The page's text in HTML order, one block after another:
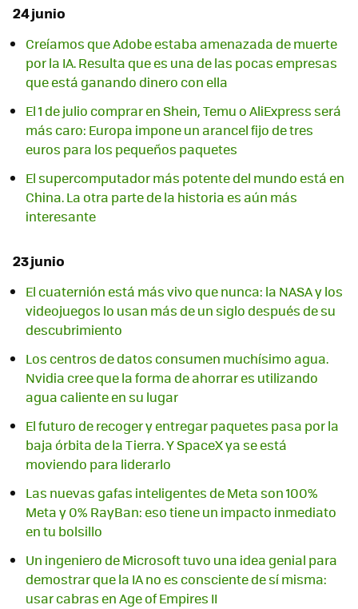
24 junio
Creíamos que Adobe estaba amenazada de muerte
por la IA. Resulta que es una de las pocas empresas
que está ganando dinero con ella
El 1 de julio comprar en Shein, Temu o AliExpress será
más caro: Europa impone un arancel fijo de tres
euros para los pequeños paquetes
El supercomputador más potente del mundo está en
China. La otra parte de la historia es aún más
interesante
23 junio
El cuaternión está más vivo que nunca: la NASA y los
videojuegos lo usan más de un siglo después de su
descubrimiento
Los centros de datos consumen muchísimo agua.
Nvidia cree que la forma de ahorrar es utilizando
agua caliente en su lugar
El futuro de recoger y entregar paquetes pasa por la
baja órbita de la Tierra. Y SpaceX ya se está
moviendo para liderarlo
Las nuevas gafas inteligentes de Meta son 100%
Meta y 0% RayBan: eso tiene un impacto inmediato
en tu bolsillo
Un ingeniero de Microsoft tuvo una idea genial para
demostrar que la IA no es consciente de sí misma:
usar cabras en Age of Empires II